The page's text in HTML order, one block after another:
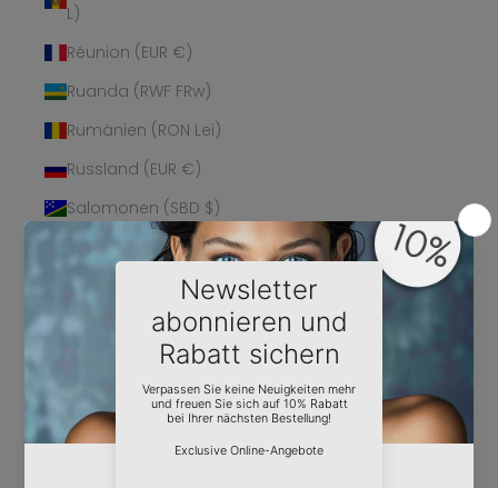
L)
Réunion (EUR €)
Ruanda (RWF FRw)
Rumänien (RON Lei)
Russland (EUR €)
Salomonen (SBD $)
Sambia (EUR €)
Samoa (WST T)
San Marino (EUR €)
São Tomé und
Príncipe (STD Db)
Saudi-Arabien (SAR